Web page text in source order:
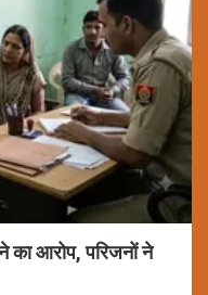
का आरोप, परिजनों ने